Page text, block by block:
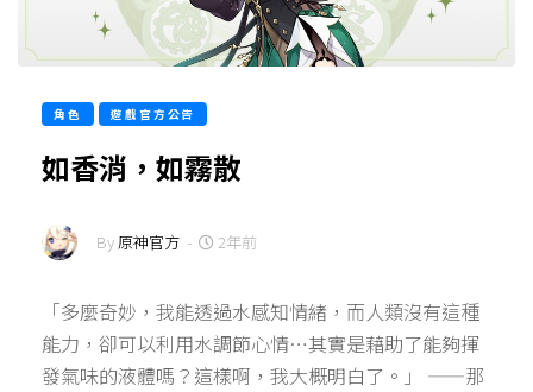
角色 遊戲官方公告
如香消，如霧散
By原神官方 - 2年前
「多麼奇妙，我能透過水感知情緒，而人類沒有這種
能力，卻可以利用水調節心情…其實是藉助了能夠揮
發氣味的液體嗎？這樣啊，我大概明白了。」 ——那